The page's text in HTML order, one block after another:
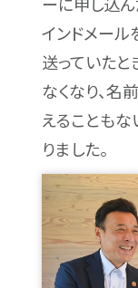
インドメール
送っていた
なくなり、名
えることも
りました。